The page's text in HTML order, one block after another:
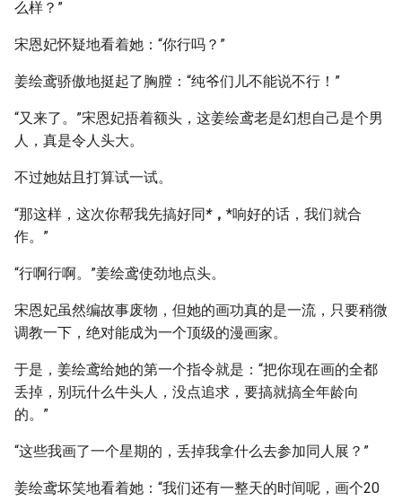
么样？”
宋恩妃怀疑地看着她：“你行吗？”
姜绘鸢骄傲地挺起了胸膛：“纯爷们儿不能说不行！”
“又来了。”宋恩妃捂着额头，这姜绘鸢老是幻想自己是个男
人，真是令人头大。
不过她姑且打算试一试。
“那这样，这次你帮我先搞好同*， *响好的话，我们就合
作。”
“行啊行啊。”姜绘鸢使劲地点头。
宋恩妃虽然编故事废物，但她的画功真的是一流，只要稍微
调教一下，绝对能成为一个顶级的漫画家。
于是，姜绘鸢给她的第一个指令就是：“把你现在画的全都
丢掉，别玩什么牛头人，没点追求，要搞就搞全年龄向
的。”
“这些我画了一个星期的，丢掉我拿什么去参加同人展？”
姜绘鸢坏笑地看着她：“我们还有一整天的时间呢，画个20